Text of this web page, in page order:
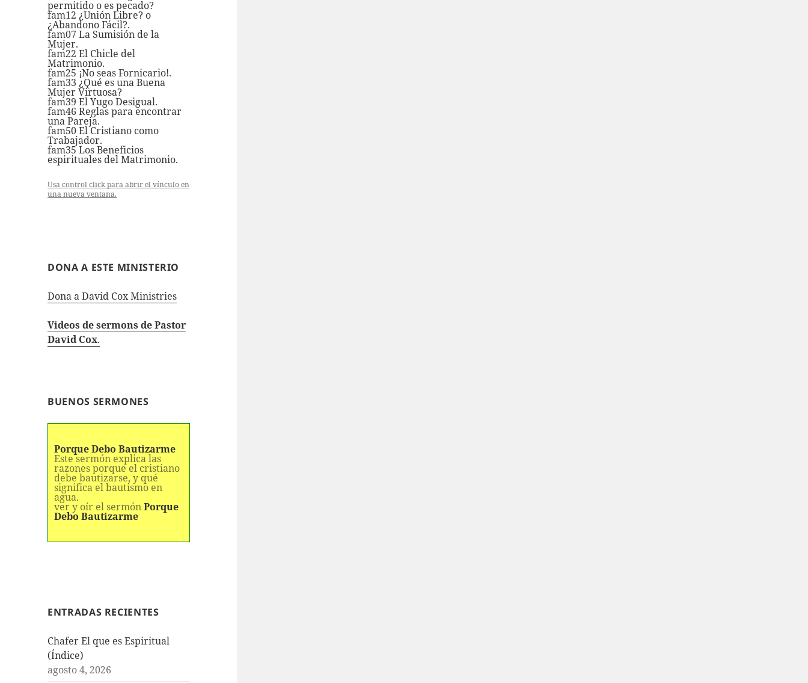
permitido o es pecado?
fam12 ¿Unión Libre? o
¿Abandono Fácil?.
fam07 La Sumisión de la
Mujer.
fam22 El Chicle del
Matrimonio.
fam25 ¡No seas Fornicario!.
fam33 ¿Qué es una Buena
Mujer Virtuosa?
fam39 El Yugo Desigual.
fam46 Reglas para encontrar
una Pareja.
fam50 El Cristiano como
Trabajador.
fam35 Los Beneficios
espirituales del Matrimonio.
Usa control click para abrir el vínculo en
una nueva ventana.
DONA A ESTE MINISTERIO
Dona a David Cox Ministries
Videos de sermons de Pastor
David Cox.
BUENOS SERMONES
Porque Debo Bautizarme
Este sermón explica las
razones porque el cristiano
debe bautizarse, y qué
significa el bautismo en
agua.
ver y oír el sermónPorque
Debo Bautizarme
ENTRADAS RECIENTES
Chafer El que es Espiritual
(Índice)
agosto 4, 2026